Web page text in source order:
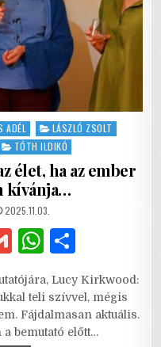
ADÉL
LÁSZLÓ ZSOLT
TÓTH ILDIKÓ
élet, ha az ember
kívánja…
PUBLISHED
DATE:
2025.11.03.
G
ai
l
W
at
s
ar
e
Lucy Kirkwood:
teli szívvel, mégis
Fájdalmasan aktuális.
bemutató előtt…